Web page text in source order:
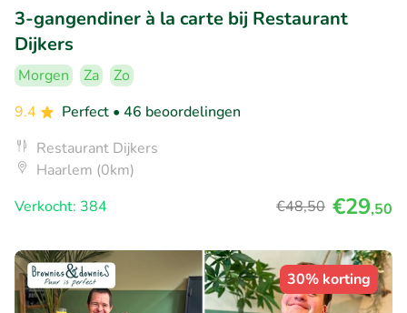
3-gangendiner à la carte bij Restaurant
Dijkers
Morgen Za
Zo
9.4
Perfect • 46 beoordelingen
Restaurant Dijkers
Haarlem (0km)
Verkocht: 384
€48,50 €29,50
30% korting